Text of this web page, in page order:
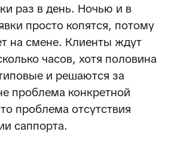
раз в день. Ночью и в
просто копятся, потому
на смене. Клиенты ждут
часов, хотя половина
и решаются за
проблема конкретной
проблема отсутствия
саппорта.